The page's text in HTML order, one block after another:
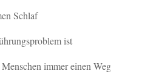
Schlaf
ist
immer einen Weg